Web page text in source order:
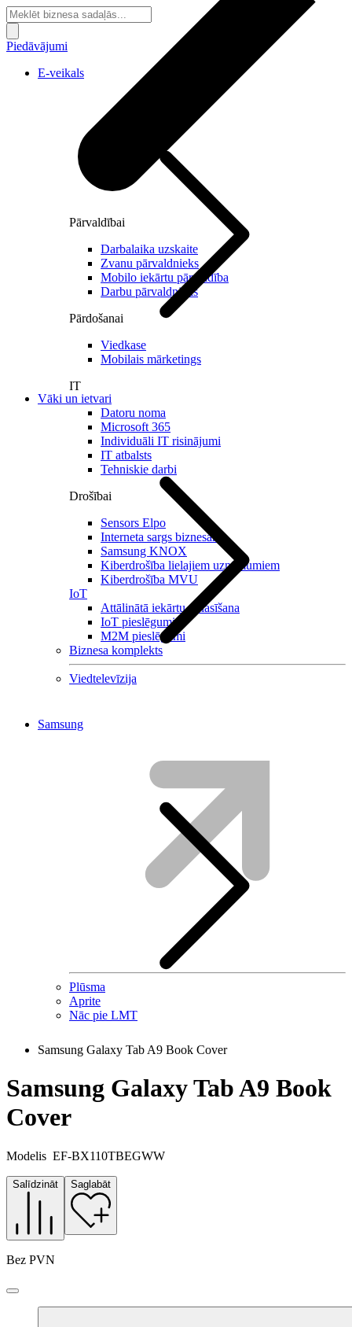
Pārvaldībai
Darbalaika uzskaite
Zvanu pārvaldnieks
Mobilo iekārtu pārvaldība
Darbu pārvaldnieks
Pārdošanai
Viedkase
Mobilais mārketings
IT
Datoru noma
Microsoft 365
Individuāli IT risinājumi
IT atbalsts
Tehniskie darbi
Drošībai
Sensors Elpo
Interneta sargs biznesam
Samsung KNOX
Kiberdrošība lielajiem uzņēmumiem
Kiberdrošība MVU
IoT
Attālinātā iekārtu nolasīšana
IoT pieslēgumi
M2M pieslēgumi
Biznesa komplekts
Viedtelevīzija
Plūsma
Aprite
Nāc pie LMT
Piedāvājumi
E-veikals
Vāki un ietvari
Samsung
Samsung Galaxy Tab A9 Book Cover
Samsung Galaxy Tab A9 Book
Cover
Modelis EF-BX110TBEGWW
Salīdzināt Saglabāt
Bez PVN